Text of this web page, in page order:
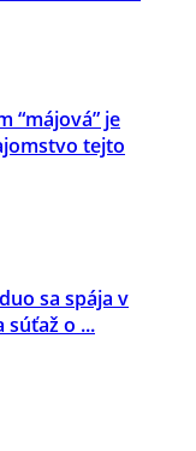
“májová” je
tejto
sa spája v
súťaž o ...